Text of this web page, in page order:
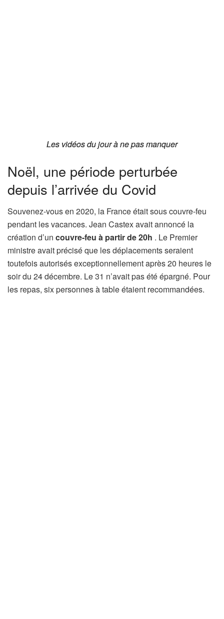
Les vidéos du jour à ne pas manquer
Les vidéos du jour à ne pas manquer
Noël, une période perturbée
depuis l’arrivée du Covid
Souvenez-vous en 2020, la France était sous couvre-feu
pendant les vacances. Jean Castex avait annoncé la
création d’un couvre-feu à partir de 20h . Le Premier
ministre avait précisé que les déplacements seraient
toutefois autorisés exceptionnellement après 20 heures le
soir du 24 décembre. Le 31 n’avait pas été épargné. Pour
les repas, six personnes à table étaient recommandées.